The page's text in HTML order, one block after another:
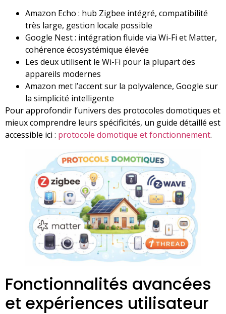
Amazon Echo : hub Zigbee intégré, compatibilité
très large, gestion locale possible
Google Nest : intégration fluide via Wi-Fi et Matter,
cohérence écosystémique élevée
Les deux utilisent le Wi-Fi pour la plupart des
appareils modernes
Amazon met l’accent sur la polyvalence, Google sur
la simplicité intelligente
Pour approfondir l’univers des protocoles domotiques et
mieux comprendre leurs spécificités, un guide détaillé est
accessible ici : protocole domotique et fonctionnement.
Fonctionnalités avancées
et expériences utilisateur